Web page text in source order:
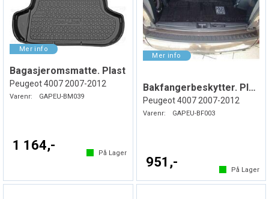
Bagasjeromsmatte. Plast
Peugeot 4007 2007-2012
Varenr: GAPEU-BM039
1 164,-
På Lager
Bakfangerbeskytter. Plast
Peugeot 4007 2007-2012
Varenr: GAPEU-BF003
951,-
På Lager